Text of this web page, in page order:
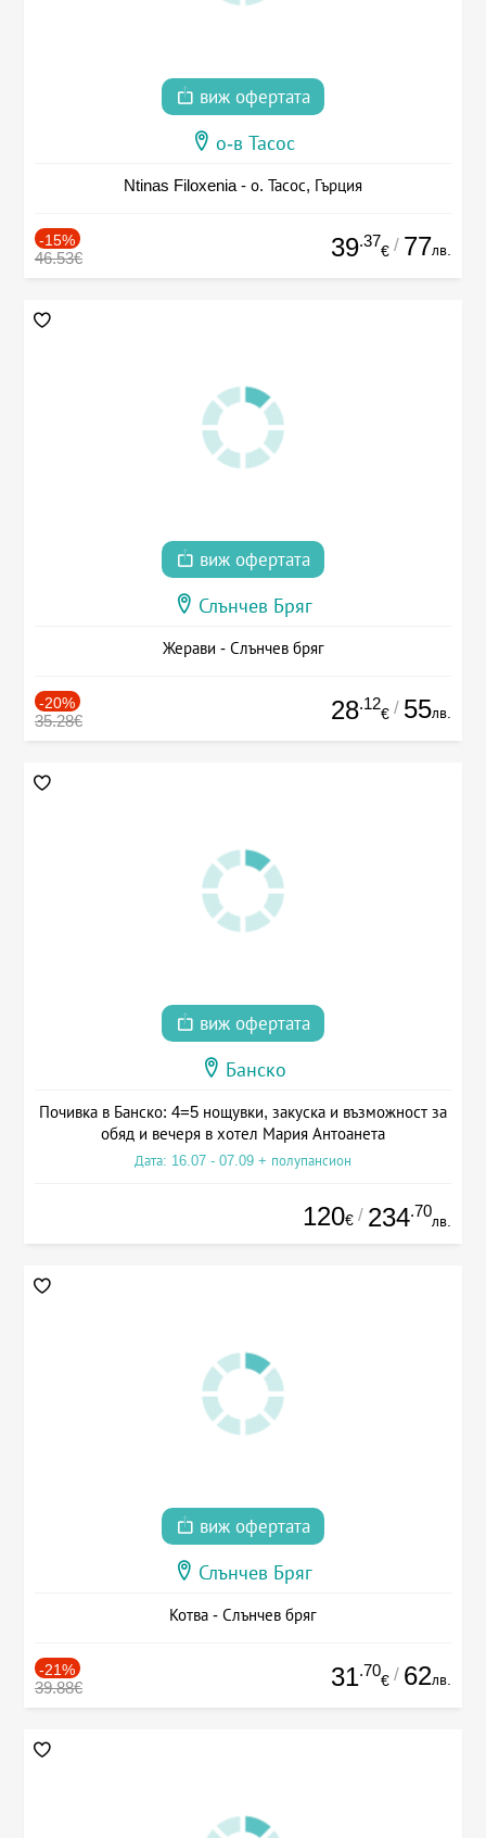
виж офертата
о-в Тасос
Ntinas Filoxenia - о. Тасос, Гърция
-15%
46.53€ 39.37
€ / 77лв.
виж офертата
Слънчев Бряг
Жерави - Слънчев бряг
-20%
35.28€ 28.12
€ / 55лв.
виж офертата
Банско
Почивка в Банско: 4=5 нощувки, закуска и възможност за
обяд и вечеря в хотел Мария Антоанета
Дата: 16.07 - 07.09 + полупансион
120€ / 234.70
лв.
виж офертата
Слънчев Бряг
Котва - Слънчев бряг
-21%
39.88€ 31.70
€ / 62лв.